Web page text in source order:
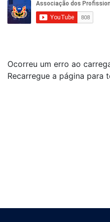
Ocorreu um erro ao
Recarregue a página para